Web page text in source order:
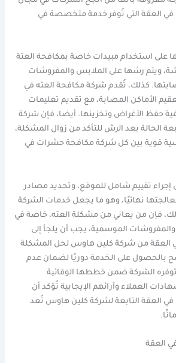
العقة التي تُوفر خدمة متخصصة في
على استخدام مبيدات خاصة بمكافحة العتة
ويتم رشها على الملابس والمفروشات
كذلك، تُقدم شركة مكافحة العته في
الأماكن المصابة، مع تقديم تعليمات
حفظ الأغراض وتخزينها. أيضا، فإن شركة
الحالة بعد الرش للتأكد من زوال المشكلة،
قوية بين كل شركة مكافحة حشرات في
تقييم شامل للموقع، وتحديد مصادر
نهائيًا، وهو ما يجعل خدمات الشركة
فإن من يعاني من مشكلة العته، خاصة في
الموسمية، يجب أن يلجأ إلى
العقة من شركة كلين هاوس لحل المشكلة
بالحصول على الخدمة دوريًا لضمان عدم
الشركة ضمن خططها الوقائية
العملاء وآرائهم الإيجابية تُؤكد أن
العقة التابعة لشركة كلين هاوس تُعد
العقة